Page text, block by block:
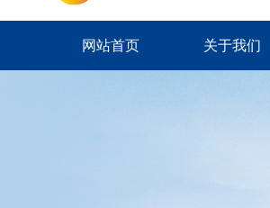
网站首页 关于我们